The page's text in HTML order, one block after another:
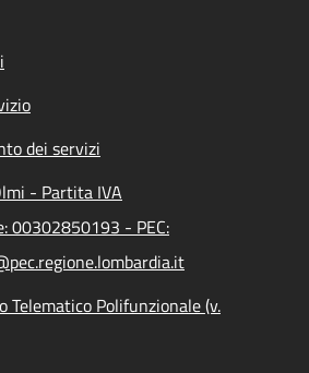
dei servizi
- Partita IVA
00302850193 - PEC:
Telematico Polifunzionale (v.